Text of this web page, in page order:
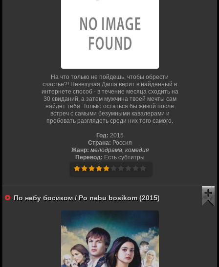
На что только не пойдешь, чтобы обрести
счастье?! Невезучая Даша верит в найденный в
интернете способ - в течение месяца сходить на
30 свиданий, а затем мужчина твоей мечты сам
найдет тебя. Только остаться бы живой после
встреч с самыми безумными кавалерами и
пробовать разглядеть среди них того самого.
Год: 2015
Страна: Россия
Жанр: мелодрама, комедия
Перевод: Есть субтитры
По небу босиком / Po nebu bosikom (2015)